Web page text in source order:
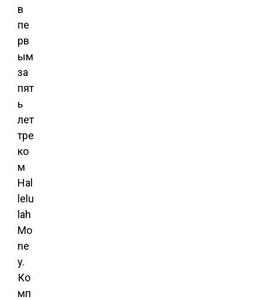
в
пе
рв
ым
за
пят
ь
лет
тре
ко
м
Hal
lelu
lah
Mo
ne
y.
Ко
мп